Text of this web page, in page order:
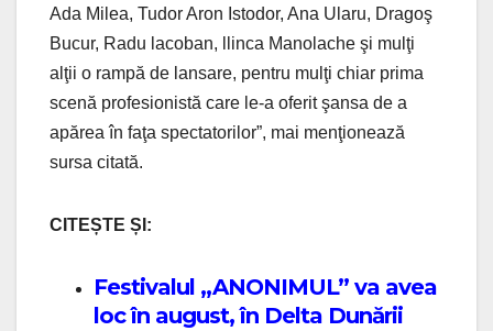
Ada Milea, Tudor Aron Istodor, Ana Ularu, Dragoş
Bucur, Radu lacoban, llinca Manolache şi mulţi
alţii o rampă de lansare, pentru mulţi chiar prima
scenă profesionistă care le-a oferit şansa de a
apărea în faţa spectatorilor”, mai menţionează
sursa citată.
CITEȘTE ȘI:
Festivalul „ANONIMUL” va avea
loc în august, în Delta Dunării